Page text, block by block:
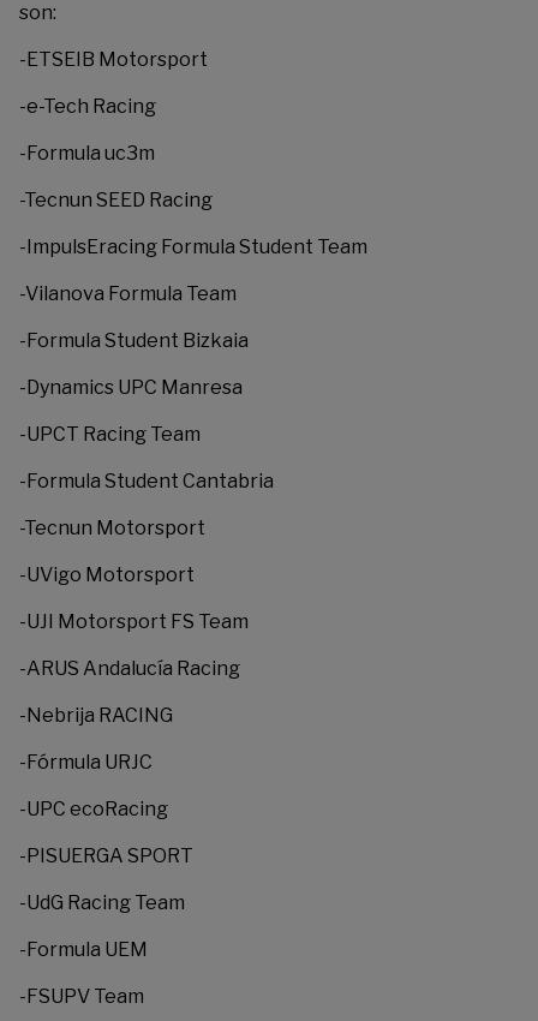
son:
-ETSEIB Motorsport
-e-Tech Racing
-Formula uc3m
-Tecnun SEED Racing
-ImpulsEracing Formula Student Team
-Vilanova Formula Team
-Formula Student Bizkaia
-Dynamics UPC Manresa
-UPCT Racing Team
-Formula Student Cantabria
-Tecnun Motorsport
-UVigo Motorsport
-UJI Motorsport FS Team
-ARUS Andalucía Racing
-Nebrija RACING
-Fórmula URJC
-UPC ecoRacing
-PISUERGA SPORT
-UdG Racing Team
-Formula UEM
-FSUPV Team